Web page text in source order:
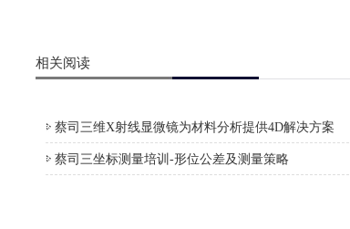
相关阅读
蔡司三维X射线显微镜为材料分析提供4D解决方案
蔡司三坐标测量培训-形位公差及测量策略